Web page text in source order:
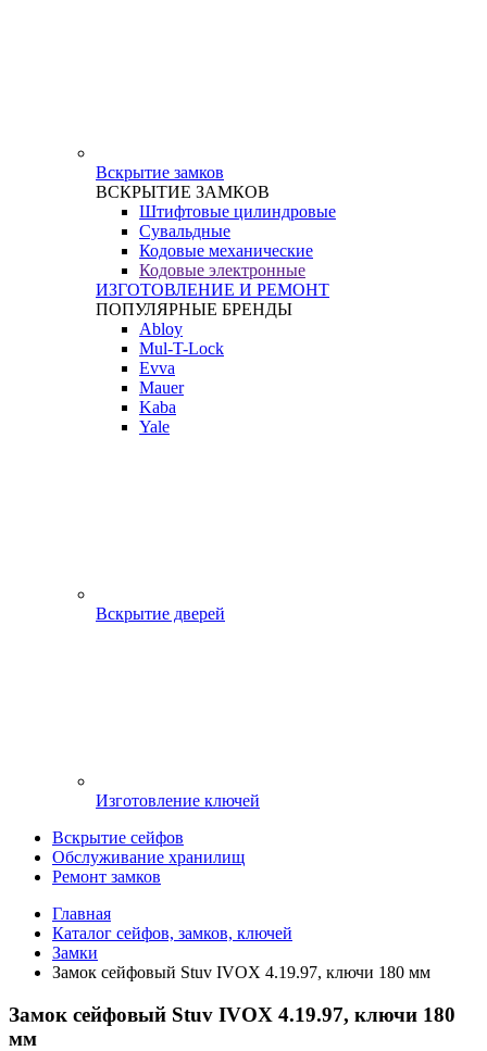
Вскрытие замков
ВСКРЫТИЕ ЗАМКОВ
Штифтовые цилиндровые
Сувальдные
Кодовые механические
Кодовые электронные
ИЗГОТОВЛЕНИЕ И РЕМОНТ
ПОПУЛЯРНЫЕ БРЕНДЫ
Abloy
Mul-T-Lock
Evva
Mauer
Kaba
Yale
Вскрытие дверей
Изготовление ключей
Вскрытие сейфов
Обслуживание хранилищ
Ремонт замков
Главная
Каталог сейфов, замков, ключей
Замки
Замок сейфовый Stuv IVOX 4.19.97, ключи 180 мм
Замок сейфовый Stuv IVOX 4.19.97, ключи 180
мм